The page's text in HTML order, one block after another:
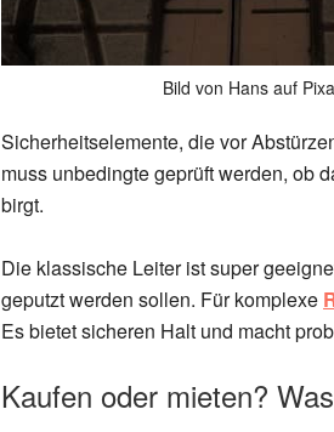
Bild von Hans auf
Sicherheitselemente, die vor
muss unbedingte geprüft werden, ob
birgt.
Die klassische Leiter ist super
geputzt werden sollen. Für komplexe
Es bietet sicheren Halt und macht
Kaufen oder mieten?